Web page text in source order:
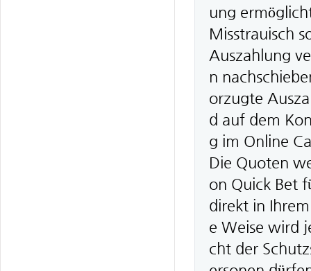
ung
Misstrauisch
Auszahlung
n
orzugte
d auf dem
g im Online
Die Quoten
on Quick Bet
direkt in
e Weise wird
cht der